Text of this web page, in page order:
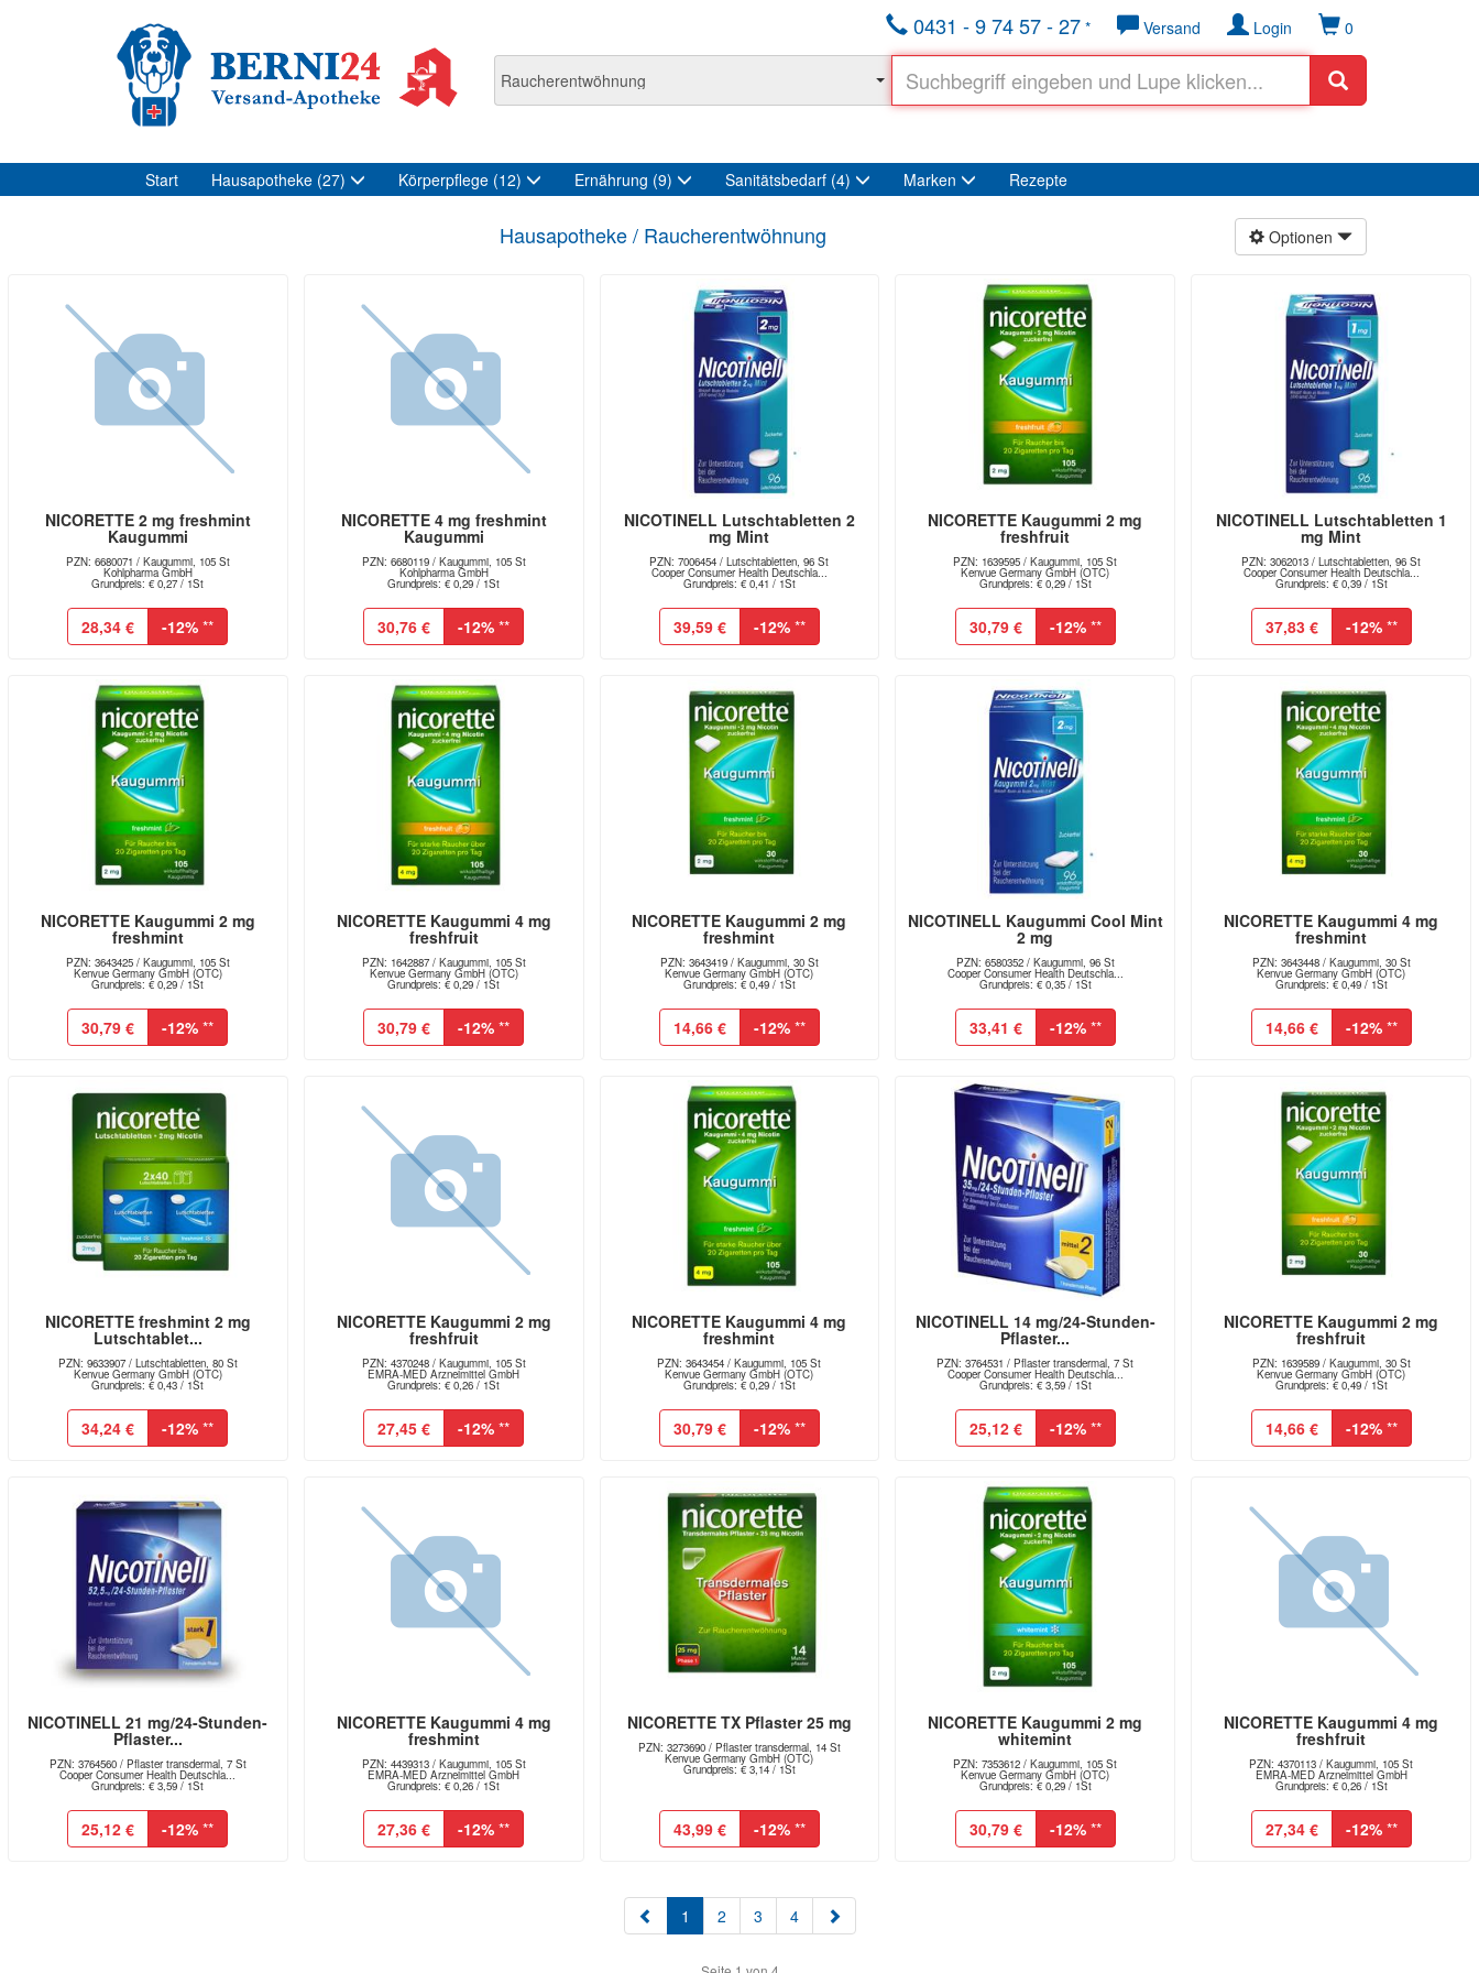
0
Login
Versand
0431 - 9 74 57 - 27 *
Start Hausapotheke (27) Körperpflege (12) Ernährung (9) Sanitätsbedarf (4) Marken Rezepte
Optionen
Hausapotheke / Raucherentwöhnung
NICORETTE 2 mg freshmint
Kaugummi
PZN: 6680071 / Kaugummi, 105 St
Kohlpharma GmbH
Grundpreis: € 0,27 / 1St
28,34 € -12% **
NICORETTE 4 mg freshmint
Kaugummi
PZN: 6680119 / Kaugummi, 105 St
Kohlpharma GmbH
Grundpreis: € 0,29 / 1St
30,76 € -12% **
NICOTINELL Lutschtabletten 2
mg Mint
PZN: 7006454 / Lutschtabletten, 96 St
Cooper Consumer Health Deutschla...
Grundpreis: € 0,41 / 1St
39,59 € -12%**
NICORETTE Kaugummi 2 mg
freshfruit
PZN: 1639595 / Kaugummi, 105 St
Kenvue Germany GmbH (OTC)
Grundpreis: € 0,29 / 1St
30,79 € -12%**
NICOTINELL Lutschtabletten 1
mg Mint
PZN: 3062013 / Lutschtabletten, 96 St
Cooper Consumer Health Deutschla...
Grundpreis: € 0,39 / 1St
37,83 € -12%**
NICORETTE Kaugummi 2 mg
freshmint
PZN: 3643425 / Kaugummi, 105 St
Kenvue Germany GmbH (OTC)
Grundpreis: € 0,29 / 1St
30,79 € -12% **
NICORETTE Kaugummi 4 mg
freshfruit
PZN: 1642887 / Kaugummi, 105 St
Kenvue Germany GmbH (OTC)
Grundpreis: € 0,29 / 1St
30,79 € -12% **
NICORETTE Kaugummi 2 mg
freshmint
PZN: 3643419 / Kaugummi, 30 St
Kenvue Germany GmbH (OTC)
Grundpreis: € 0,49 / 1St
14,66 € -12%**
NICOTINELL Kaugummi Cool Mint
2 mg
PZN: 6580352 / Kaugummi, 96 St
Cooper Consumer Health Deutschla...
Grundpreis: € 0,35 / 1St
33,41 € -12%**
NICORETTE Kaugummi 4 mg
freshmint
PZN: 3643448 / Kaugummi, 30 St
Kenvue Germany GmbH (OTC)
Grundpreis: € 0,49 / 1St
14,66 € -12%**
NICORETTE freshmint 2 mg
Lutschtablet...
PZN: 9633907 / Lutschtabletten, 80 St
Kenvue Germany GmbH (OTC)
Grundpreis: € 0,43 / 1St
34,24 € -12% **
NICORETTE Kaugummi 2 mg
freshfruit
PZN: 4370248 / Kaugummi, 105 St
EMRA-MED Arzneimittel GmbH
Grundpreis: € 0,26 / 1St
27,45 € -12% **
NICORETTE Kaugummi 4 mg
freshmint
PZN: 3643454 / Kaugummi, 105 St
Kenvue Germany GmbH (OTC)
Grundpreis: € 0,29 / 1St
30,79 € -12%**
NICOTINELL 14 mg/24-Stunden-
Pflaster...
PZN: 3764531 / Pflaster transdermal, 7 St
Cooper Consumer Health Deutschla...
Grundpreis: € 3,59 / 1St
25,12 € -12%**
NICORETTE Kaugummi 2 mg
freshfruit
PZN: 1639589 / Kaugummi, 30 St
Kenvue Germany GmbH (OTC)
Grundpreis: € 0,49 / 1St
14,66 € -12%**
NICOTINELL 21 mg/24-Stunden-
Pflaster...
PZN: 3764560 / Pflaster transdermal, 7 St
Cooper Consumer Health Deutschla...
Grundpreis: € 3,59 / 1St
25,12 € -12% **
NICORETTE Kaugummi 4 mg
freshmint
PZN: 4439313 / Kaugummi, 105 St
EMRA-MED Arzneimittel GmbH
Grundpreis: € 0,26 / 1St
27,36 € -12% **
NICORETTE TX Pflaster 25 mg
PZN: 3273690 / Pflaster transdermal, 14 St
Kenvue Germany GmbH (OTC)
Grundpreis: € 3,14 / 1St
43,99 € -12%**
NICORETTE Kaugummi 2 mg
whitemint
PZN: 7353612 / Kaugummi, 105 St
Kenvue Germany GmbH (OTC)
Grundpreis: € 0,29 / 1St
30,79 € -12%**
NICORETTE Kaugummi 4 mg
freshfruit
PZN: 4370113 / Kaugummi, 105 St
EMRA-MED Arzneimittel GmbH
Grundpreis: € 0,26 / 1St
27,34 € -12%**
1 (aktuell)
2 3 4